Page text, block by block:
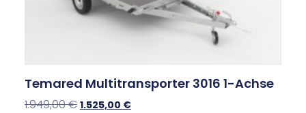
Temared Multitransporter 3016 1-Achse
1.949,00€ 1.525,00 €